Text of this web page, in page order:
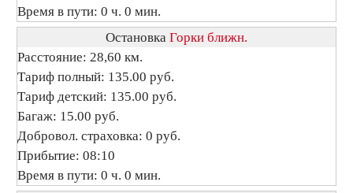
Время в пути: 0 ч. 0 мин.
Остановка Горки ближн.
Расстояние: 28,60 км.
Тариф полный: 135.00 руб.
Тариф детский: 135.00 руб.
Багаж: 15.00 руб.
Добровол. страховка: 0 руб.
Прибытие: 08:10
Время в пути: 0 ч. 0 мин.